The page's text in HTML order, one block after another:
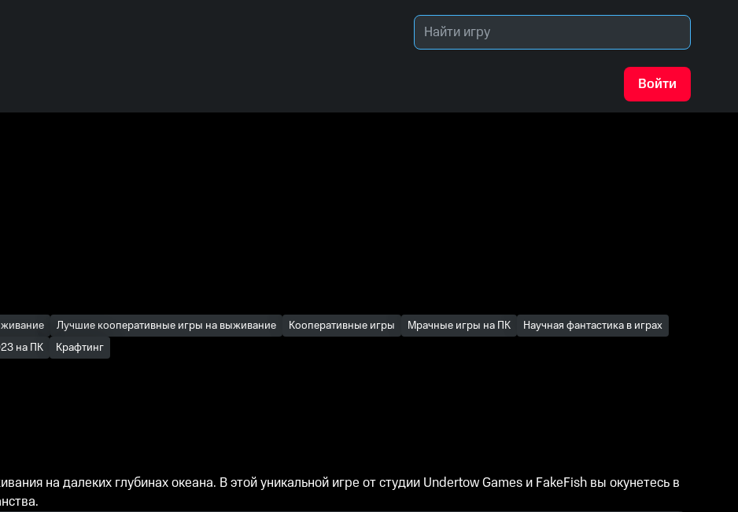
Войти
Лучшие кооперативные игры на выживание Кооперативные игры Мрачные игры на ПК
Научная фантастика в играх
на ПК Крафтинг
на далеких глубинах океана. В этой уникальной игре от студии Undertow Games и FakeFish вы окунетесь в